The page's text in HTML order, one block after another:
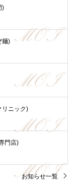
)
麺)
ニック)
門店)
お知らせ一覧